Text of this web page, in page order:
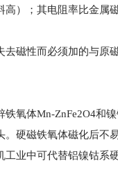
）；其电阻率比金属
磁性而必须加的与
氧体Mn-ZnFe2O4和
硬磁铁氧体磁化后不
业中可代替铝镍钴系